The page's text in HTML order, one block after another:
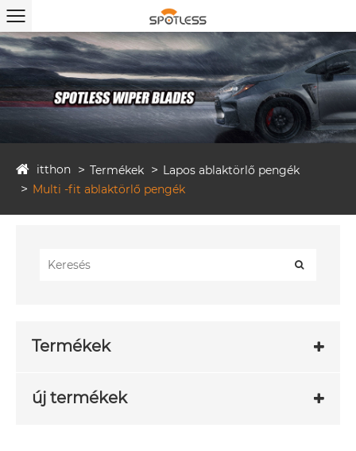
itthon Termékek
Lapos ablaktörlő pengék
Multi -fit ablaktörlő pengék
Termékek
új termékek